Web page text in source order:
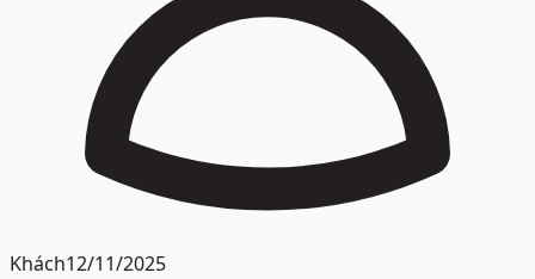
Khách12/11/2025